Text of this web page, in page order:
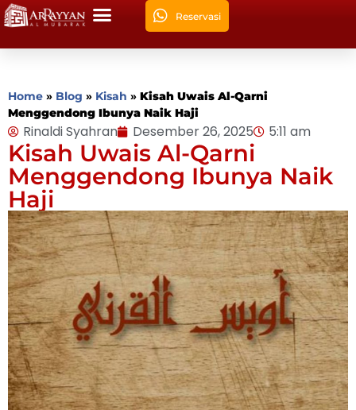
Reservasi
Home » Blog » Kisah » Kisah Uwais Al-Qarni
Menggendong Ibunya Naik Haji
Rinaldi Syahran Desember 26, 2025 5:11 am
Kisah Uwais Al-Qarni
Menggendong Ibunya Naik
Haji